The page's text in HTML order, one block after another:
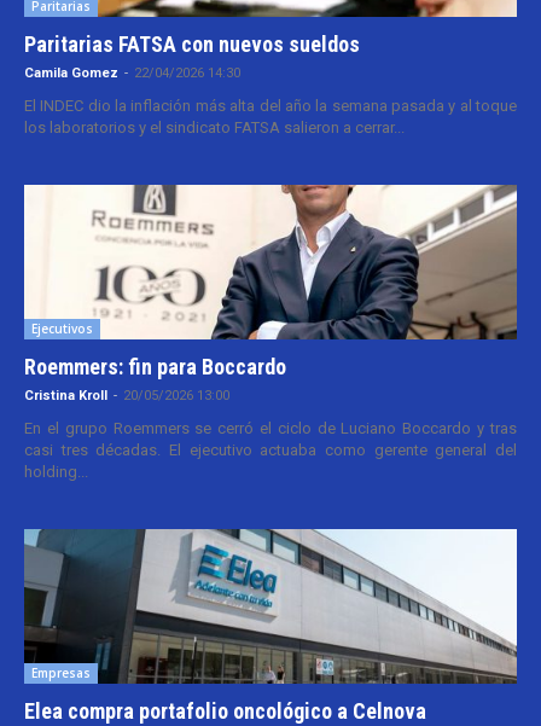
Paritarias
Paritarias FATSA con nuevos sueldos
Camila Gomez - 22/04/2026 14:30
El INDEC dio la inflación más alta del año la semana pasada y al toque
los laboratorios y el sindicato FATSA salieron a cerrar...
Ejecutivos
Roemmers: fin para Boccardo
Cristina Kroll - 20/05/2026 13:00
En el grupo Roemmers se cerró el ciclo de Luciano Boccardo y tras
casi tres décadas. El ejecutivo actuaba como gerente general del
holding...
Empresas
Elea compra portafolio oncológico a Celnova